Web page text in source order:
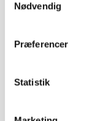
Nødvendig
Præferencer
Statistik
bred vifte af
for at tage
og optimere